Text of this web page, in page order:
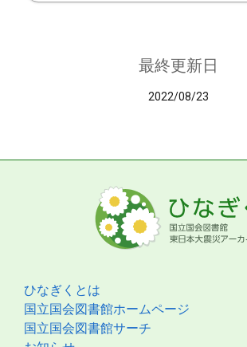
最終更新日
2022/08/23
ひなぎくとは
国立国会図書館ホームページ
国立国会図書館サーチ